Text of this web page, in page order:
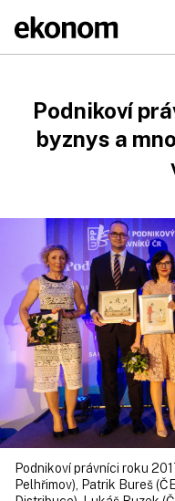
Podnikoví
byznys a
Podnikoví právníci roku
Pelhřimov), Patrik Bureš